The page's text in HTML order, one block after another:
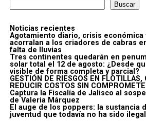
Buscar
Noticias recientes
Agotamiento diario, crisis económica
acorralan a los criadores de cabras
falta de lluvias
Tres continentes quedarán en
solar total el 12 de agosto: ¿Desde
visible de forma completa y parcial?
GESTIÓN DE RIESGOS EN FLOTILLAS,
REDUCIR COSTOS SIN
Captura la Fiscalía de Jalisco al
de Valeria Márquez
El auge de los poppers: la sustancia
juventud que todavía no ha sido